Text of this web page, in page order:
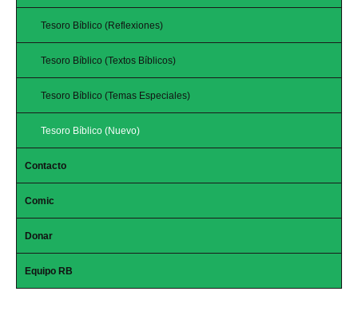
Tesoro Bíblico (Reflexiones)
Tesoro Bíblico (Textos Bíblicos)
Tesoro Bíblico (Temas Especiales)
Tesoro Bíblico (Nuevo)
Contacto
Comic
Donar
Equipo RB